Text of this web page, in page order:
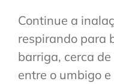
Continue a
respirando para
barriga, cerca
entre o umbigo